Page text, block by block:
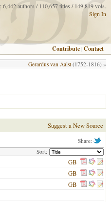
authors / 110,657 titles / 149,819 vols.
Sign In
Contribute |Contact
Gerardus van Aalst (1752-1816) »
Suggest a New Source
Share:
Sort:
GB
GB
GB